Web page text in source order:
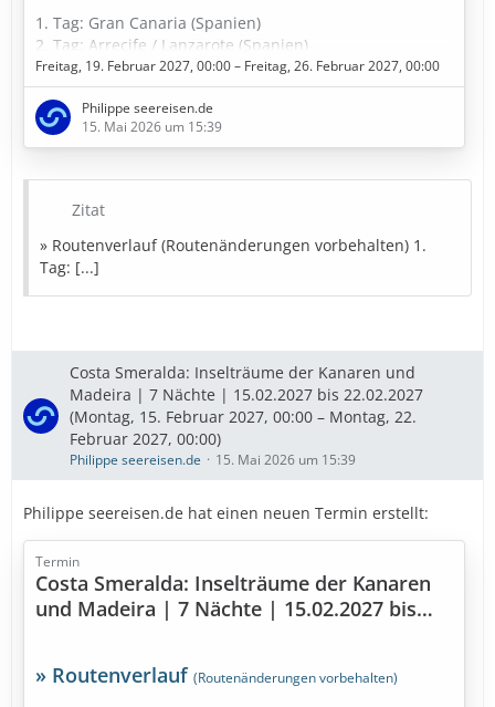
1. Tag: Gran Canaria (Spanien)
2. Tag: Arrecife / Lanzarote (Spanien)
3. Tag: Santa Cruz de Tenerife (Spanien)
4. Tag: Santa Cruz de Tenerife (Spanien)
5. Tag: Fuerteventura (Spanien)
6. Tag: Seetag
8. Tag: Am dunkelsten Punkt im Kanarische Meernien
(Spanien)
9. Tag: Gran Canaria (Spanien)
» Bestpreise in Sicht
» Bestpreise für eure Urlaubsplanung
Ausflugstipps …
Freitag, 19. Februar 2027, 00:00 – Freitag, 26. Februar 2027, 00:00
Philippe seereisen.de
15. Mai 2026 um 15:39
Zitat
» Routenverlauf (Routenänderungen vorbehalten) 1.
Tag: [...]
Costa Smeralda: Inselträume der Kanaren und
Madeira | 7 Nächte | 15.02.2027 bis 22.02.2027
(Montag, 15. Februar 2027, 00:00 – Montag, 22.
Februar 2027, 00:00)
Philippe seereisen.de 15. Mai 2026 um 15:39
Philippe seereisen.de hat einen neuen Termin erstellt:
Termin
Costa Smeralda: Inselträume der Kanaren
und Madeira | 7 Nächte | 15.02.2027 bis
» Routenverlauf (Routenänderungen vorbehalten)